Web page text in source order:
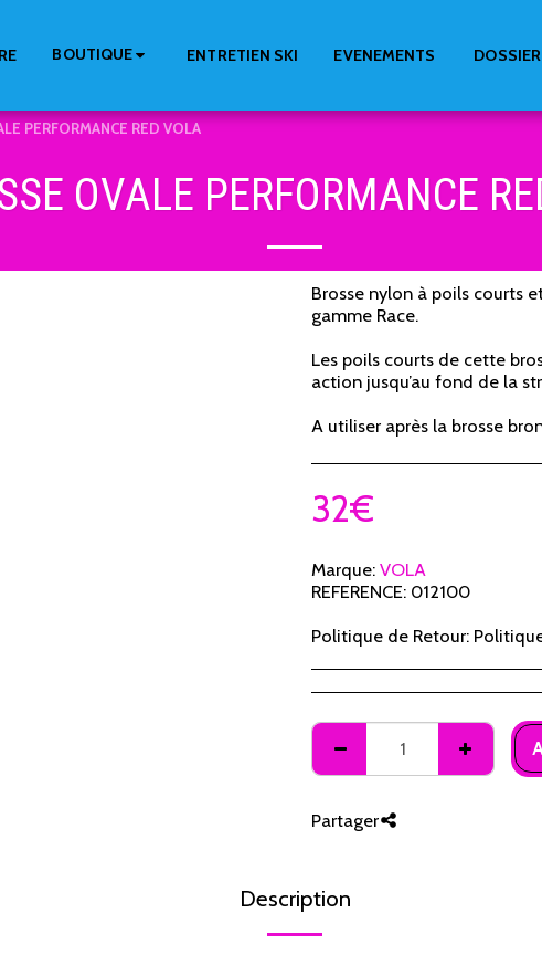
BOUTIQUE ENTRETIEN SKI EVENEMENTS
PERFORMANCE RED VOLA
OVALE PERFORMANCE
Brosse nylon à poils courts
gamme Race.
Les poils courts de cette
action jusqu’au fond de la
A utiliser après la brosse
32€
Marque: VOLA
REFERENCE: 012100
Politique de Retour: Politique des retours Les articles achetés auprès de RESEAU SKI PARTENAIRE peuvent être retournés dans les 14 jours suivant la réception de l&#039;envoi dans la plupart des cas. Pendant cette période, vous pouvez essayer le produit et l&#039;examiner comme vous le feriez si vous achetiez quelque chose dans un magasin physique. Le produit doit être dans le même état que celui dans lequel vous l&#039;avez reçu et ne doit pas être endommagé d&#039;une quelconque manière. Vous êtes autorisé à sortir le produit de son emballage, à moins que celui-ci ne soit scellé. Si vous décidez de retourner les articles, vous devrez nous le faire savoir en remplissant le formulaire de retour sur notre site web, ou en utilisant le modèle de formulaire de rétractation ci- dessous. Vous pouvez également nous faire savoir que vous souhaitez retourner votre commande en nous envoyant un e-mail à l&#039;adresse suivante ducognon.david@yahoo.fr. Veuillez noter que vous devez nous renvoyer les articles dans les 14 jours suivant votre notification de retour. Traitement de votre retour
Partager
Description